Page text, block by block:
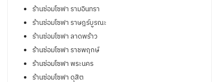
ร้านซ่อมโซฟา รามอินทรา
ร้านซ่อมโซฟา ราษฎร์บูรณะ
ร้านซ่อมโซฟา ลาดพร้าว
ร้านซ่อมโซฟา ราชพฤกษ์
ร้านซ่อมโซฟา พระนคร
ร้านซ่อมโซฟา ดุสิต